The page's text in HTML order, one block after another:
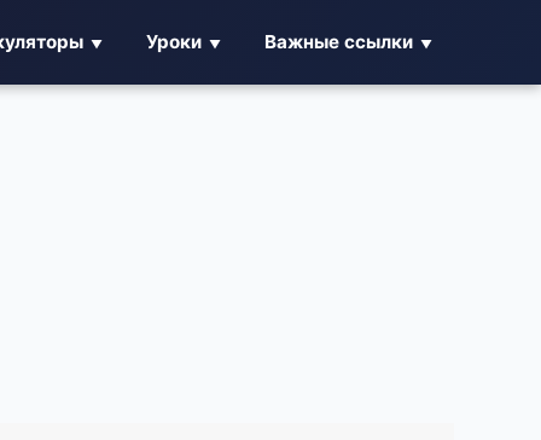
Уроки Важные ссылки